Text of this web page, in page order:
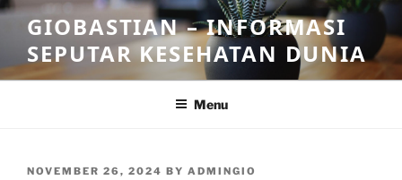
Skip
content
GIOBASTIAN – INFORMASI
SEPUTAR KESEHATAN DUNIA
Menu
POSTED
NOVEMBER 26, 2024 BY ADMINGIO